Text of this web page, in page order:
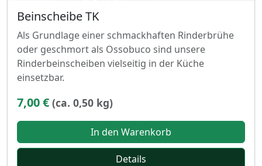
Beinscheibe TK
Als Grundlage einer schmackhaften Rinderbrühe
oder geschmort als Ossobuco sind unsere
Rinderbeinscheiben vielseitig in der Küche
einsetzbar.
7,00 € (ca. 0,50 kg)
In den Warenkorb
Details